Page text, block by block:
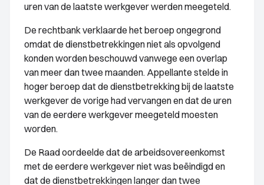
uren van de laatste werkgever werden meegeteld.
De rechtbank verklaarde het beroep ongegrond
omdat de dienstbetrekkingen niet als opvolgend
konden worden beschouwd vanwege een overlap
van meer dan twee maanden. Appellante stelde in
hoger beroep dat de dienstbetrekking bij de laatste
werkgever de vorige had vervangen en dat de uren
van de eerdere werkgever meegeteld moesten
worden.
De Raad oordeelde dat de arbeidsovereenkomst
met de eerdere werkgever niet was beëindigd en
dat de dienstbetrekkingen langer dan twee